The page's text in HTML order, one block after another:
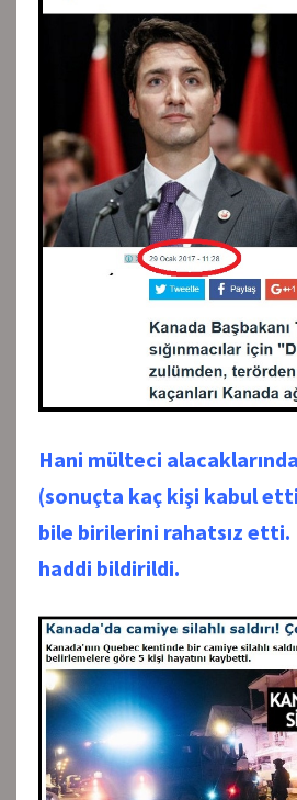
Hani mülteci
(sonuçta kaç kişi kabul
bile birilerini rahatsız etti.
haddi bildirildi.